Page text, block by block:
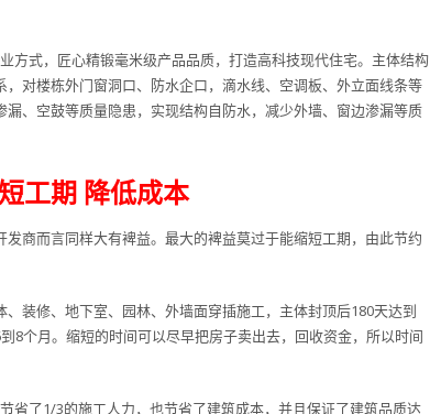
方式，匠心精锻毫米级产品品质，打造高科技现代住宅。主体结构
对楼栋外门窗洞口、防水企口，滴水线、空调板、外立面线条等
、空鼓等质量隐患，实现结构自防水，减少外墙、窗边渗漏等质
工期 降低成本
商而言同样大有裨益。最大的裨益莫过于能缩短工期，由此节约
装修、地下室、园林、外墙面穿插施工，主体封顶后180天达到
8个月。缩短的时间可以尽早把房子卖出去，回收资金，所以时间
省了1/3的施工人力，也节省了建筑成本，并且保证了建筑品质达